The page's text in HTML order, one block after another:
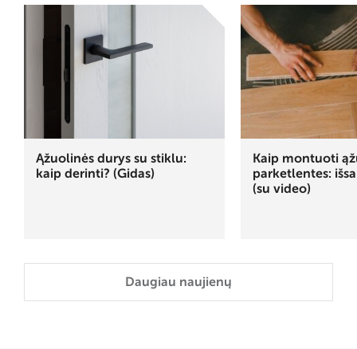
Ąžuolinės durys su stiklu:
kaip derinti? (Gidas)
Kaip montuoti
parketlentes:
(su video)
Daugiau naujienų